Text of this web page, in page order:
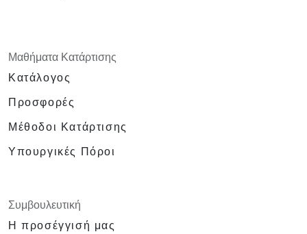
Μαθήματα Κατάρτισης
Κατάλογος
Προσφορές
Μέθοδοι Κατάρτισης
Υπουργικές Πόροι
Συμβουλευτική
Η προσέγγισή μας